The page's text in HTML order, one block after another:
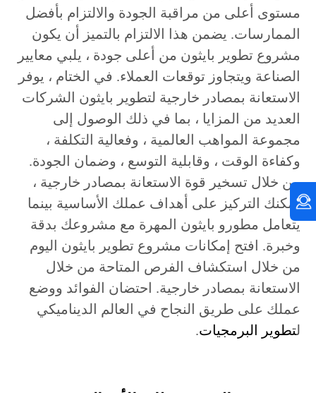
مستوى أعلى من مراقبة الجودة والالتزام بأفضل
الممارسات. يضمن هذا الالتزام بالتميز أن يكون
مشروع تطوير بايثون من أعلى جودة ، يلبي معايير
الصناعة ويتجاوز توقعات العملاء. في الختام ، يوفر
الاستعانة بمصادر خارجية لتطوير بايثون الشركات
العديد من المزايا ، بما في ذلك الوصول إلى
مجموعة المواهب العالمية ، وفعالية التكلفة ،
وكفاءة الوقت ، وقابلية التوسع ، وضمان الجودة.
من خلال تسخير قوة الاستعانة بمصادر خارجية ،
يمكنك التركيز على أهداف عملك الأساسية بينما
يتعامل مطورو بايثون المهرة مع مشروعك بدقة
وخبرة. افتح إمكانات مشروع تطوير بايثون اليوم
من خلال استكشاف الفرص المتاحة من خلال
الاستعانة بمصادر خارجية. احتضان الفوائد ووضع
عملك على طريق النجاح في العالم الديناميكي
لتطوير البرمجيات.